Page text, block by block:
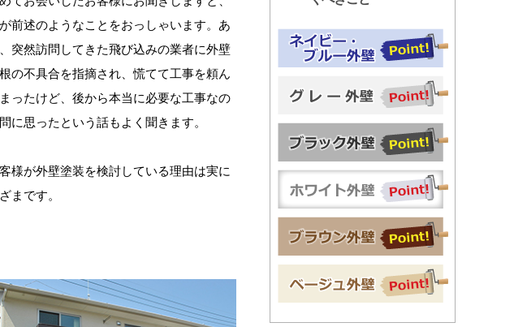
前述のようなことをおっしゃいます。あ
突然訪問してきた飛び込みの業者に外壁
の不具合を指摘され、慌てて工事を頼ん
ったけど、後から本当に必要な工事なの
に思ったという話もよく聞きます。
様が外壁塗装を検討している理由は実に
まです。